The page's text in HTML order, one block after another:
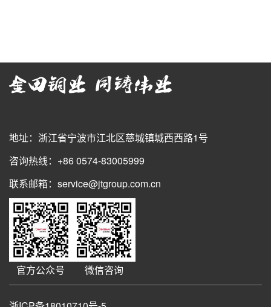
地址：浙江省宁波市江北区慈城镇城西西路1号
咨询热线：+86 0574-83005999
联系邮箱：service@jtgroup.com.cn
官方公众号 微信咨询